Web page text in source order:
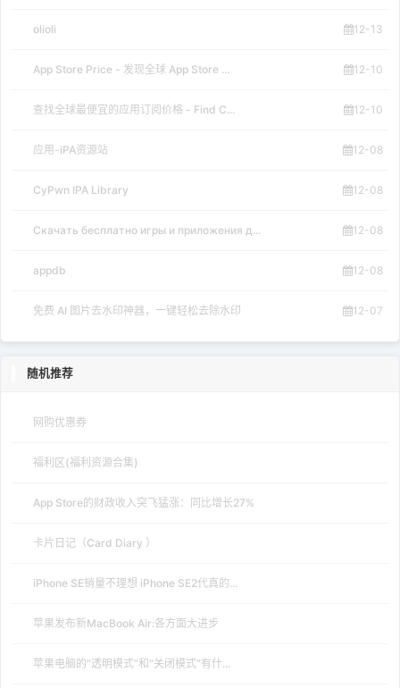
olioli 12-13
App Store Price - 发现全球 App Store ... 12-10
查找全球最便宜的应用订阅价格 - Find C... 12-10
应用-iPA资源站 12-08
CyPwn IPA Library 12-08
Скачать бесплатно игры и приложения д... 12-08
appdb 12-08
免费 AI 图片去水印神器，一键轻松去除水印 12-07
随机推荐
网购优惠券
福利区(福利资源合集)
App Store的财政收入突飞猛涨：同比增长27%
卡片日记（Card Diary ）
iPhone SE销量不理想 iPhone SE2代真的...
苹果发布新MacBook Air:各方面大进步
苹果电脑的“透明模式”和“关闭模式”有什...